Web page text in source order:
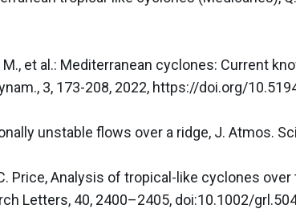
M., et al.: Mediterranean cyclones: Current
3, 173-208, 2022, https://doi.org/
unstable flows over a ridge, J. Atmos.
Price, Analysis of tropical-like cyclones
Letters, 40, 2400–2405, doi:10.1002/